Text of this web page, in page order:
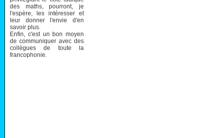
des maths, pourront, je
l'espère, les intéresser et
leur donner l'envie d'en
savoir plus.
Enfin, c'est un bon moyen
de communiquer avec des
collègues de toute la
francophonie.